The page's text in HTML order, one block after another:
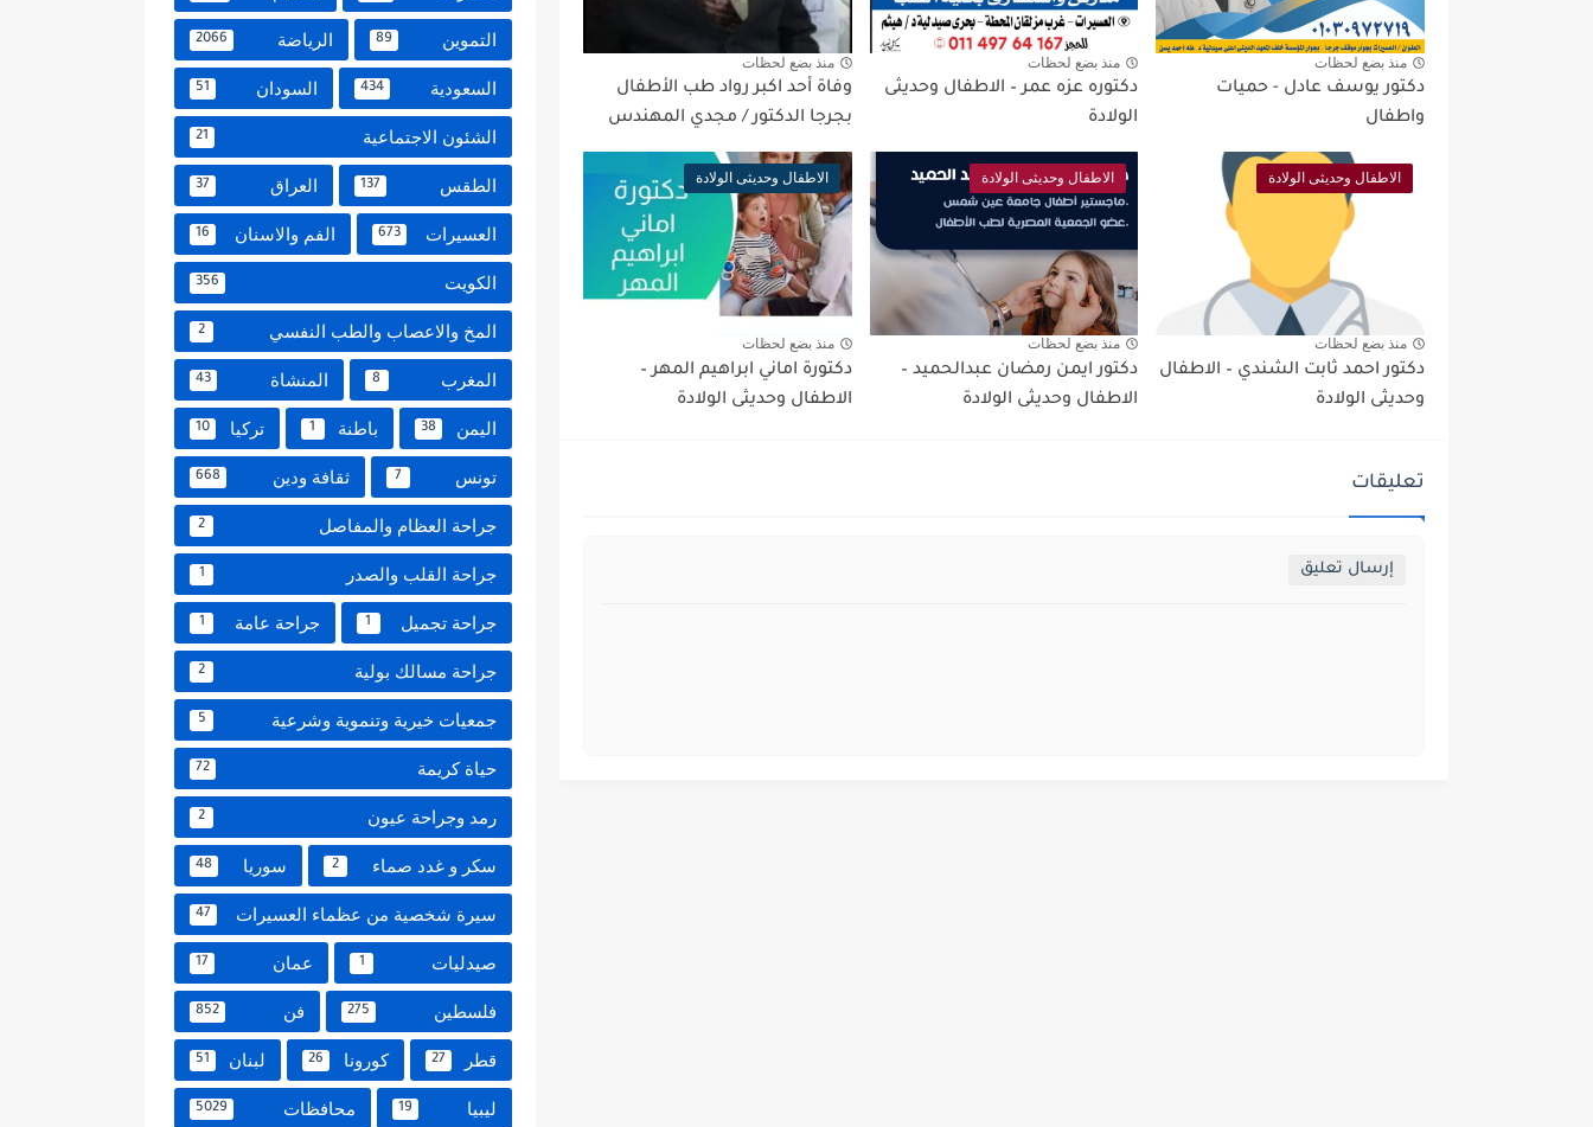
منذ بضع لحظات
دكتور يوسف عادل - حميات
واطفال
منذ بضع لحظات
دكتوره عزه عمر – الاطفال وحديثى
الولادة
منذ بضع لحظات
وفاة أحد اكبر رواد طب الأطفال
بجرجا الدكتور / مجدي المهندس
الاطفال وحديثى الولادة
منذ بضع لحظات
دكتور احمد ثابت الشندي – الاطفال
وحديثى الولادة
الاطفال وحديثى الولادة
منذ بضع لحظات
دكتور ايمن رمضان عبدالحميد –
الاطفال وحديثى الولادة
الاطفال وحديثى الولادة
منذ بضع لحظات
دكتورة اماني ابراهيم المهر –
الاطفال وحديثى الولادة
تعليقات
إرسال تعليق
التموين 89 الرياضة 2066
السعودية 434 السودان 51
الشئون الاجتماعية 21
الطقس 137 العراق 37
العسيرات 673 الفم والاسنان 16
الكويت 356
المخ والاعصاب والطب النفسي 2
المغرب 8 المنشاة 43
اليمن 38 باطنة 1 تركيا 10
تونس 7 ثقافة ودين 668
جراحة العظام والمفاصل 2
جراحة القلب والصدر 1
جراحة تجميل 1 جراحة عامة 1
جراحة مسالك بولية 2
جمعيات خيرية وتنموية وشرعية 5
حياة كريمة 72
رمد وجراحة عيون 2
سكر و غدد صماء 2 سوريا 48
سيرة شخصية من عظماء العسيرات 47
صيدليات 1 عمان 17
فلسطين 275 فن 852
قطر 27 كورونا 26 لبنان 51
ليبيا 19 محافظات 5029